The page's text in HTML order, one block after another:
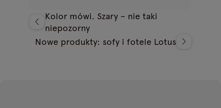
Kolor mówi. Szary – nie taki
niepozorny
Nowe produkty: sofy i fotele Lotus